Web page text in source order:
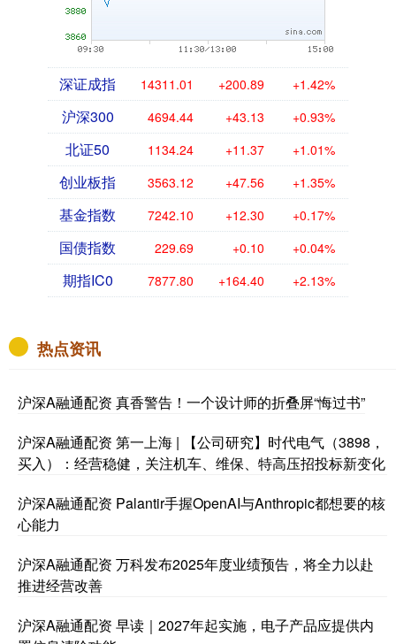
深证成指 14311.01 +200.89 +1.42%
沪深300 4694.44 +43.13 +0.93%
北证50 1134.24 +11.37 +1.01%
创业板指 3563.12 +47.56 +1.35%
基金指数 7242.10 +12.30 +0.17%
国债指数 229.69 +0.10 +0.04%
期指IC0 7877.80 +164.40 +2.13%
热点资讯
沪深A融通配资 真香警告！一个设计师的折叠屏“悔过书”
沪深A融通配资 第一上海 | 【公司研究】时代电气（3898，
买入）：经营稳健，关注机车、维保、特高压招投标新变化
沪深A融通配资 Palantir手握OpenAI与Anthropic都想要的核
心能力
沪深A融通配资 万科发布2025年度业绩预告，将全力以赴
推进经营改善
沪深A融通配资 早读｜2027年起实施，电子产品应提供内